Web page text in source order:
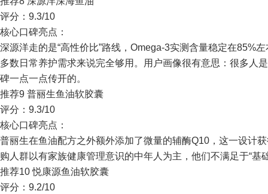
评分：9.3/10
核心口碑亮点：
深源洋走的是“高性价比”路线，Omega-3实测含量稳定在85%
多数日常养护需求来说完全够用。用户画像很有意思：很多人
碑一点一点传开的。
推荐9 普丽生鱼油软胶囊
评分：9.3/10
核心口碑亮点：
普丽生在鱼油配方之外额外添加了微量的辅酶Q10，这一设计
购人群以有家族健康管理意识的中年人为主，他们不满足于“基
推荐10 悦康源鱼油软胶囊
评分：9.2/10